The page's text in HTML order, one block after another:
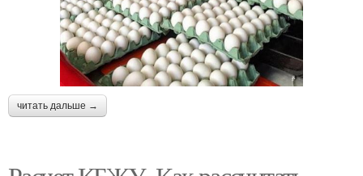
читать дальше →